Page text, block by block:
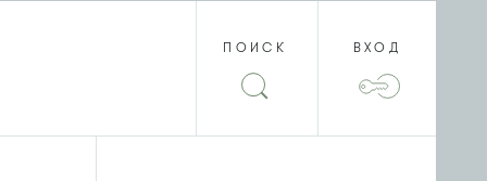
ПОИСК ВХОД